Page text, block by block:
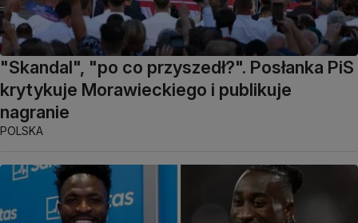
"Skandal", "po co przyszedł?". Posłanka PiS
krytykuje Morawieckiego i publikuje
nagranie
POLSKA